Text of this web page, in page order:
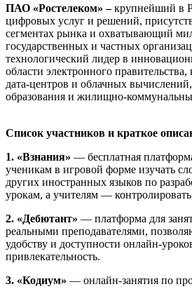
ПАО «Ростелеком» –крупнейший в
цифровых услуг и решений,
сегментах рынка и охватывающий
государственных и частных
технологический лидер в
области электронного правительства,
дата-центров и облачных
образования и жилищно-
Список участников и краткое
1. «Взнания» — бесплатная
ученикам в игровой форме изучать
других иностранных языков по
урокам, а учителям —
2. «Дебютант» — платформа для
реальными преподавателями,
удобству и доступности онлайн-
привлекательность.
3. «Кодиум» — онлайн-занятия по